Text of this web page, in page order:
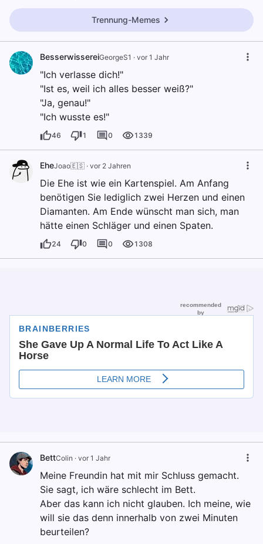
Trennung-Memes
BesserwissereiGeorgeS1 · vor 1 Jahr
"Ich verlasse dich!"
"Ist es, weil ich alles besser weiß?"
"Ja, genau!"
"Ich wusste es!"
46 1 0 1339
EheJoao🇪🇸 · vor 2 Jahren
Die Ehe ist wie ein Kartenspiel. Am Anfang
benötigen Sie lediglich zwei Herzen und einen
Diamanten. Am Ende wünscht man sich, man
hätte einen Schläger und einen Spaten.
24 0 0 1308
BettColin · vor 1 Jahr
Meine Freundin hat mit mir Schluss gemacht.
Sie sagt, ich wäre schlecht im Bett.
Aber das kann ich nicht glauben. Ich meine, wie
will sie das denn innerhalb von zwei Minuten
beurteilen?